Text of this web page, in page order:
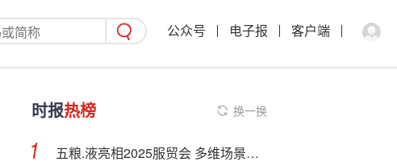
公众号 电子报 客户端
时报热榜 换一换
五粮.液亮相2025服贸会 多维场景展现中国白酒文化魅力